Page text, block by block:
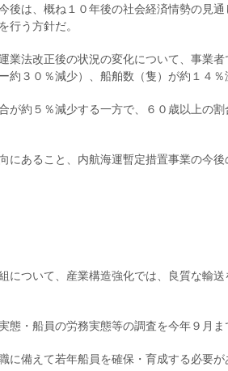
後は、概ね１０年後の社会経済情勢の見
行う方針だ。
業法改正後の状況の変化について、事業
約３０％減少）、船舶数（隻）が約１４％
が約５％減少する一方で、６０歳以上の
にあること、内航海運暫定措置事業の今
について、産業構造強化では、良質な輸
・船員の労務実態等の調査を今年９月ま
備えて若年船員を確保・育成する必要が